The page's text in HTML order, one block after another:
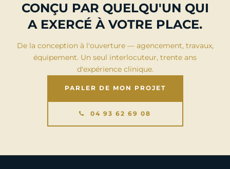
CONÇU PAR QUELQU'UN QUI
A EXERCÉ À VOTRE PLACE.
De la conception à l'ouverture — agencement, travaux,
équipement. Un seul interlocuteur, trente ans
d'expérience clinique.
PARLER DE MON PROJET
04 93 62 69 08